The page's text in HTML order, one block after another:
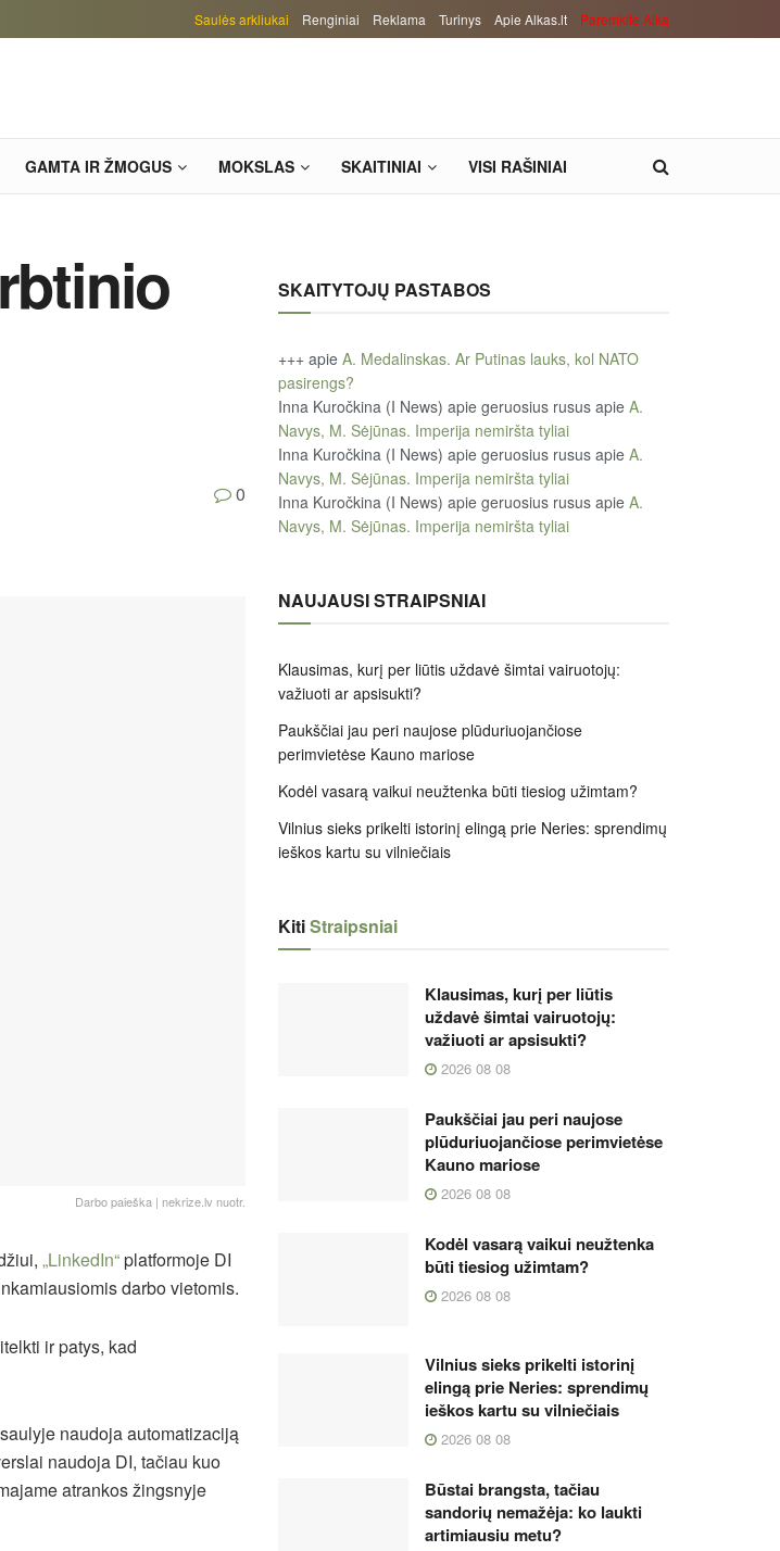
Saulės arkliukai Renginiai Reklama Turinys Apie Alkas.lt Paremkite Alką
GAMTA IR ŽMOGUS MOKSLAS SKAITINIAI VISI RAŠINIAI
0
Darbo paieška | nekrize.lv nuotr.
„LinkedIn“platformoje DI
darbo vietomis.
ir patys, kad
naudoja automatizaciją
naudoja DI, tačiau kuo
atrankos žingsnyje
SKAITYTOJŲ PASTABOS
+++ apie A. Medalinskas. Ar Putinas lauks, kol NATO
pasirengs?
Inna Kuročkina (I News) apie geruosius rusus apie A.
Navys, M. Sėjūnas. Imperija nemiršta tyliai
Inna Kuročkina (I News) apie geruosius rusus apie A.
Navys, M. Sėjūnas. Imperija nemiršta tyliai
Inna Kuročkina (I News) apie geruosius rusus apie A.
Navys, M. Sėjūnas. Imperija nemiršta tyliai
NAUJAUSI STRAIPSNIAI
Klausimas, kurį per liūtis uždavė šimtai vairuotojų:
važiuoti ar apsisukti?
Paukščiai jau peri naujose plūduriuojančiose
perimvietėse Kauno mariose
Kodėl vasarą vaikui neužtenka būti tiesiog užimtam?
Vilnius sieks prikelti istorinį elingą prie Neries: sprendimų
ieškos kartu su vilniečiais
KitiStraipsniai
Klausimas, kurį per liūtis
uždavė šimtai vairuotojų:
važiuoti ar apsisukti?
2026 08 08
Paukščiai jau peri naujose
plūduriuojančiose perimvietėse
Kauno mariose
2026 08 08
Kodėl vasarą vaikui neužtenka
būti tiesiog užimtam?
2026 08 08
Vilnius sieks prikelti istorinį
elingą prie Neries: sprendimų
ieškos kartu su vilniečiais
2026 08 08
Būstai brangsta, tačiau
sandorių nemažėja: ko laukti
artimiausiu metu?